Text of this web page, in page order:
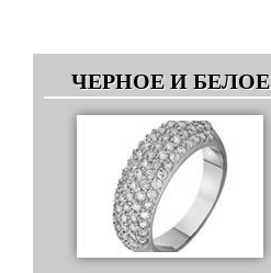
ЧЕРНОЕ И БЕЛОЕ